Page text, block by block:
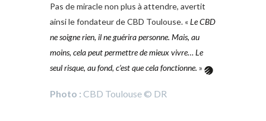
Pas de miracle non plus à attendre, avertit
ainsi le fondateur de CBD Toulouse. «Le CBD
ne soigne rien, il ne guérira personne. Mais, au
moins, cela peut permettre de mieux vivre… Le
seul risque, au fond, c’est que cela fonctionne. »
Photo : CBD Toulouse © DR